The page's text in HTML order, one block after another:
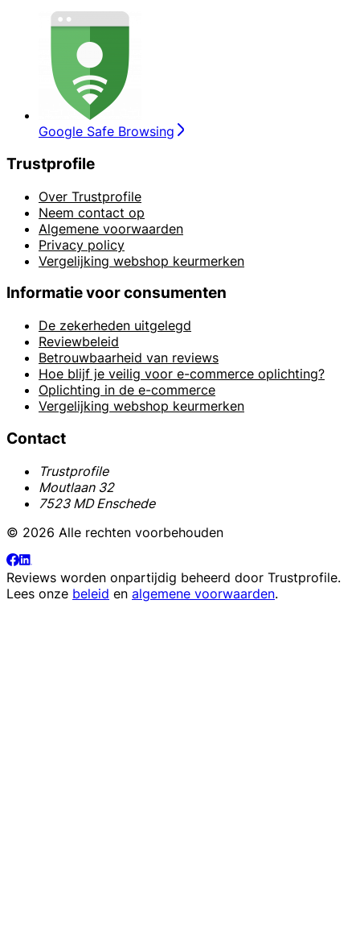
Google Safe Browsing
Trustprofile
Over Trustprofile
Neem contact op
Algemene voorwaarden
Privacy policy
Vergelijking webshop keurmerken
Informatie voor consumenten
De zekerheden uitgelegd
Reviewbeleid
Betrouwbaarheid van reviews
Hoe blijf je veilig voor e-commerce oplichting?
Oplichting in de e-commerce
Vergelijking webshop keurmerken
Contact
Trustprofile
Moutlaan 32
7523 MD Enschede
© 2026 Alle rechten voorbehouden
Reviews worden onpartijdig beheerd door Trustprofile.
Lees onze beleid en algemene voorwaarden.